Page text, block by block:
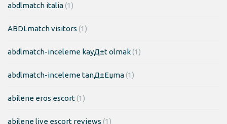
abdlmatch italia(1)
ABDLmatch visitors (1)
abdlmatch-inceleme kayД±t olmak(1)
abdlmatch-inceleme tanД±Еџma(1)
abilene eros escort(1)
abilene live escort reviews (1)